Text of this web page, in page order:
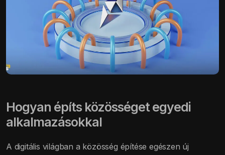
Hogyan építs közösséget egyedi
alkalmazásokkal
A digitális világban a közösség építése egészen új